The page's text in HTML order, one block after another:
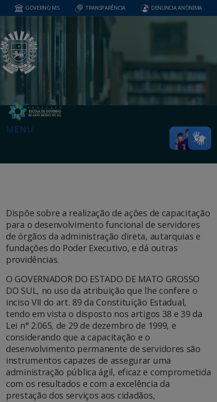
GOVERNO MS TRANSPARÊNCIA DENUNCIA ANÔNIMA
MENU
Dispõe sobre a realização de ações de capacitação
para o desenvolvimento funcional de servidores
de órgãos da administração direta, autarquias e
fundações do Poder Executivo, e dá outras
providências.
O GOVERNADOR DO ESTADO DE MATO GROSSO
DO SUL, no uso da atribuição que lhe confere o
inciso VII do art. 89 da Constituição Estadual,
tendo em vista o disposto nos artigos 38 e 39 da
Lei n° 2.065, de 29 de dezembro de 1999, e
considerando que a capacitação e o
desenvolvimento permanente de servidores são
instrumentos capazes de assegurar uma
administração pública ágil, eficaz e comprometida
com os resultados e com a excelência da
prestação dos serviços aos cidadãos,